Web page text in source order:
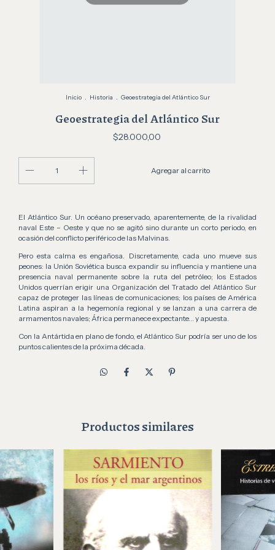
Inicio . Historia . Geoestrategia del Atlántico Sur
Geoestrategia del Atlántico Sur
$28.000,00
El Atlántico Sur. Un océano preservado, aparentemente, de la rivalidad
naval Este – Oeste y que no se agitó sino durante un corto periodo, en
ocasión del conflicto periférico de las Malvinas.
Pero esta calma es engañosa. Discretamente, cada uno mueve sus
peones: la Unión Soviética busca expandir su influencia y mantiene una
presencia naval permanente sobre la ruta del petróleo; los Estados
Unidos querrían erigir una Organización del Tratado del Atlántico Sur
capaz de proteger las líneas de comunicaciones; los países de América
Latina aspiran a la hegemonía regional y se lanzan a una carrera de
armamentos navales; África permanece expectante… y apuesta.
Con la Antártida en plano de fondo, el Atlántico Sur podría ser uno de los
puntos calientes de la próxima década.
Productos similares